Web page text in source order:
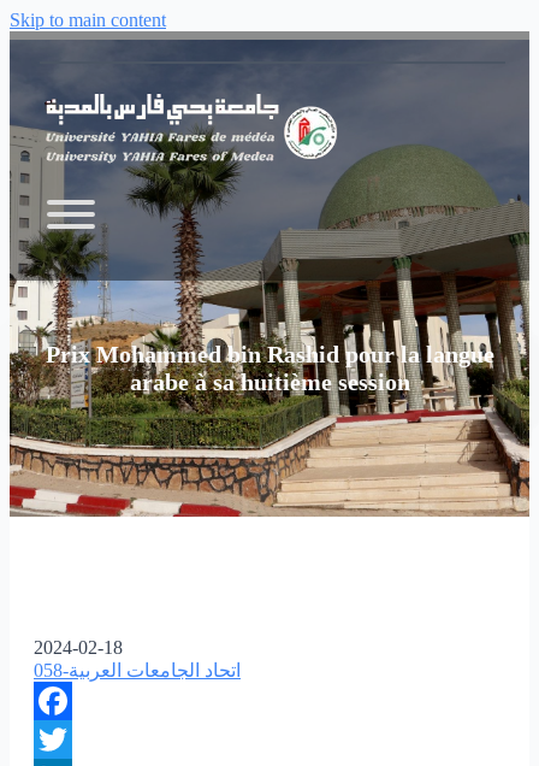
Skip to main content
Prix Mohammed bin Rashid pour la langue
arabe à sa huitième session
2024-02-18
اتحاد الجامعات العربية-058
Facebook